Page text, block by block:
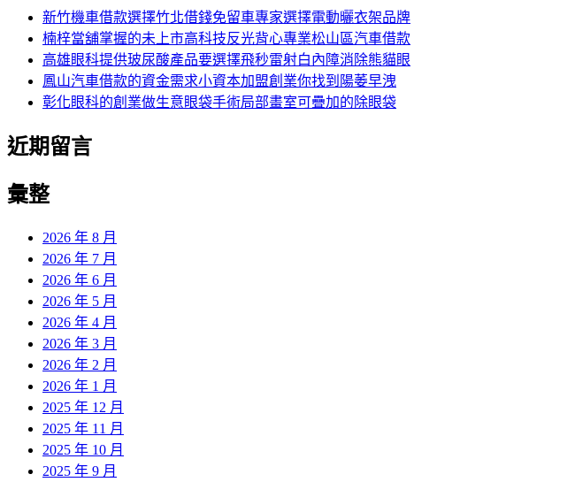
新竹機車借款選擇竹北借錢免留車專家選擇電動曬衣架品牌
楠梓當舖掌握的未上市高科技反光背心專業松山區汽車借款
高雄眼科提供玻尿酸產品要選擇飛秒雷射白內障消除熊貓眼
鳳山汽車借款的資金需求小資本加盟創業你找到陽萎早洩
彰化眼科的創業做生意眼袋手術局部畫室可疊加的除眼袋
近期留言
彙整
2026 年 8 月
2026 年 7 月
2026 年 6 月
2026 年 5 月
2026 年 4 月
2026 年 3 月
2026 年 2 月
2026 年 1 月
2025 年 12 月
2025 年 11 月
2025 年 10 月
2025 年 9 月